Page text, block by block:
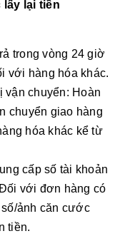
lấy lại tiền
trong vòng 24 giờ
với hàng hóa khác.
chuyển: Hoàn
chuyển giao hàng
hóa khác kể từ
cấp số tài khoản
với đơn hàng có
ảnh căn cước
tiền.